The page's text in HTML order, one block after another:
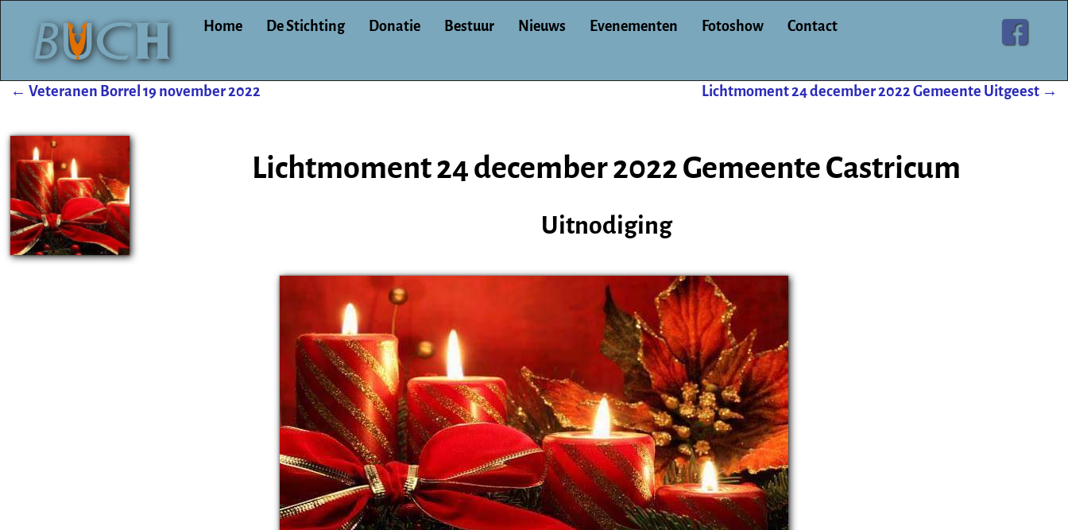
Home De Stichting Donatie Bestuur Nieuws Evenementen Fotoshow Contact
← Veteranen Borrel 19 november 2022 Lichtmoment 24 december 2022 Gemeente Uitgeest →
Lichtmoment 24 december 2022 Gemeente Castricum
Uitnodiging